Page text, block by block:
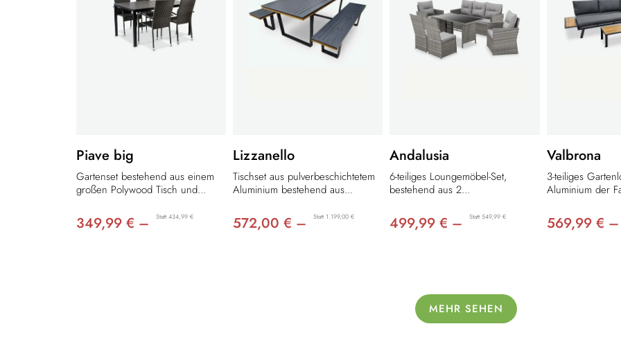
Piave big
Gartenset bestehend aus einem
großen Polywood Tisch und...
349,99 € – Statt 434,99 €
Lizzanello
Tischset aus pulverbeschichtetem
Aluminium bestehend aus...
572,00 € – Statt 1.199,00 €
Andalusia
6-teiliges Loungemöbel-Set,
bestehend aus 2...
499,99 € – Statt 549,99 €
Valbrona
3-teiliges
Aluminium der
569,99 € –
MEHR SEHEN